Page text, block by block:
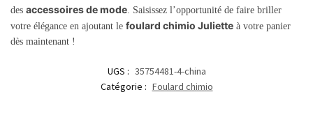
des accessoires de mode . Saisissez l’opportunité de faire briller
votre élégance en ajoutant le foulard chimio Juliette à votre panier
dès maintenant !
UGS : 35754481-4-china
Catégorie : Foulard chimio